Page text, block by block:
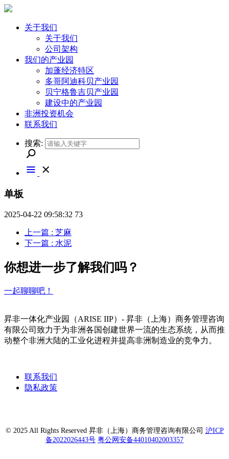
关于我们
关于我们
公司架构
我们的产业园
加蓬经济特区
多哥阿迪科贝产业园
贝宁格鲁吉贝产业园
建设中的产业园
非洲投资机会
联系我们
搜索:
单板
2025-04-22 09:58:32 73
上一篇 : 芝麻
下一篇 : 水泥
你想进一步了解我们吗？
一起聊聊吧！
昇非一体化产业园（ARISE IIP）- 昇非（上海）商务管理咨询
有限公司致力于为非洲各国创建世界一流的生态系统，从而推
动整个非洲大陆的工业化进程并提高非洲制造业的竞争力。
联系我们
隐私政策
© 2025 All Rights Reserved 昇非（上海）商务管理咨询有限公司 沪ICP
备2022026443号 粤公网安备44010402003357